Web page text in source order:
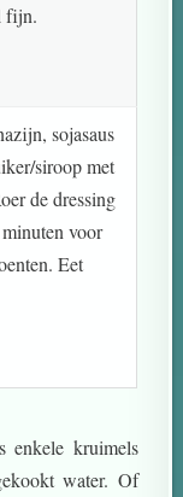
fijn.
sojasaus
siroop met
de dressing
voor
Eet
kruimels
water. Of